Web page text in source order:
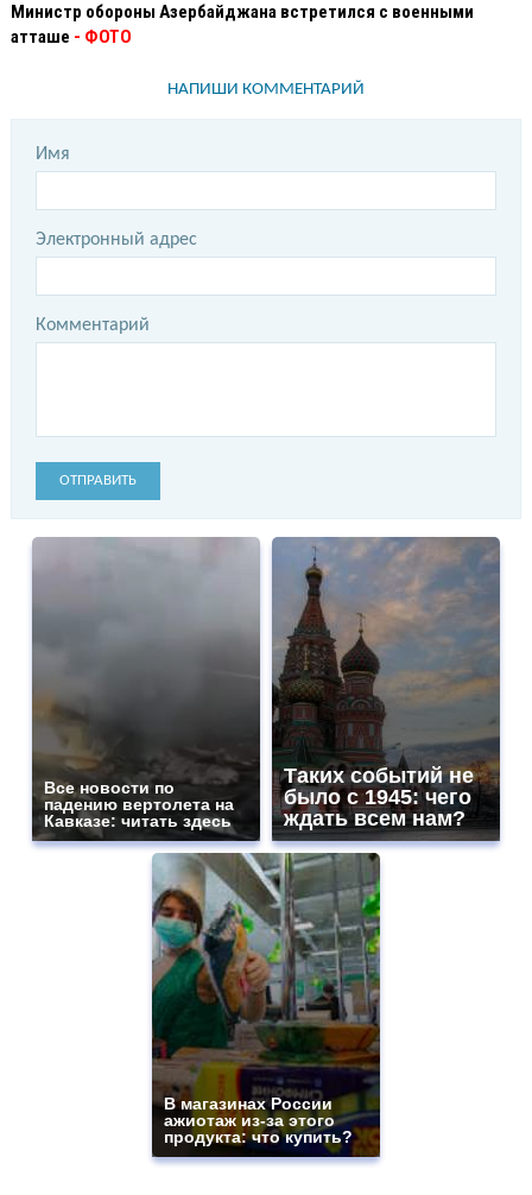
Министр обороны Азербайджана встретился с военными
атташе - ФОТО
НАПИШИ КОММЕНТАРИЙ
Имя
Электронный адрес
Комментарий
ОТПРАВИТЬ
Все новости по
падению вертолета на
Кавказе: читать здесь
Таких событий не
было с 1945: чего
ждать всем нам?
В магазинах России
ажиотаж из-за этого
продукта: что купить?